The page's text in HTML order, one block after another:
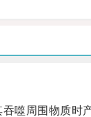
周围物质时产